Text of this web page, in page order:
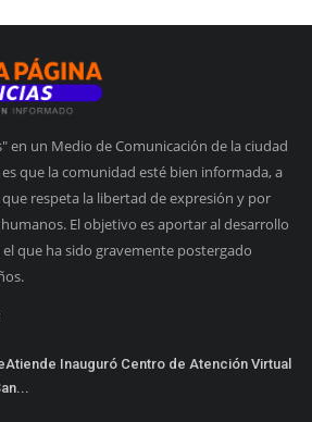
en un Medio de Comunicación de la ciudad
que la comunidad esté bien informada, a
respeta la libertad de expresión y por
El objetivo es aportar al desarrollo
que ha sido gravemente postergado
Inauguró Centro de Atención Virtual